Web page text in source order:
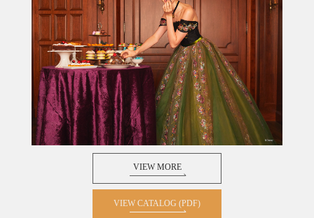
VIEW MORE
VIEW CATALOG (PDF)